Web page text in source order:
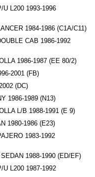
L200 1993-1996
1984-1986 (C1A/C11)
CAB 1986-1992
1986-1987 (EE 80/2)
2001 (FB)
(DC)
1986-1989 (N13)
L/B 1988-1991 (E 9)
1980-1986 (E23)
1983-1992
1988-1990 (ED/EF)
L200 1987-1992